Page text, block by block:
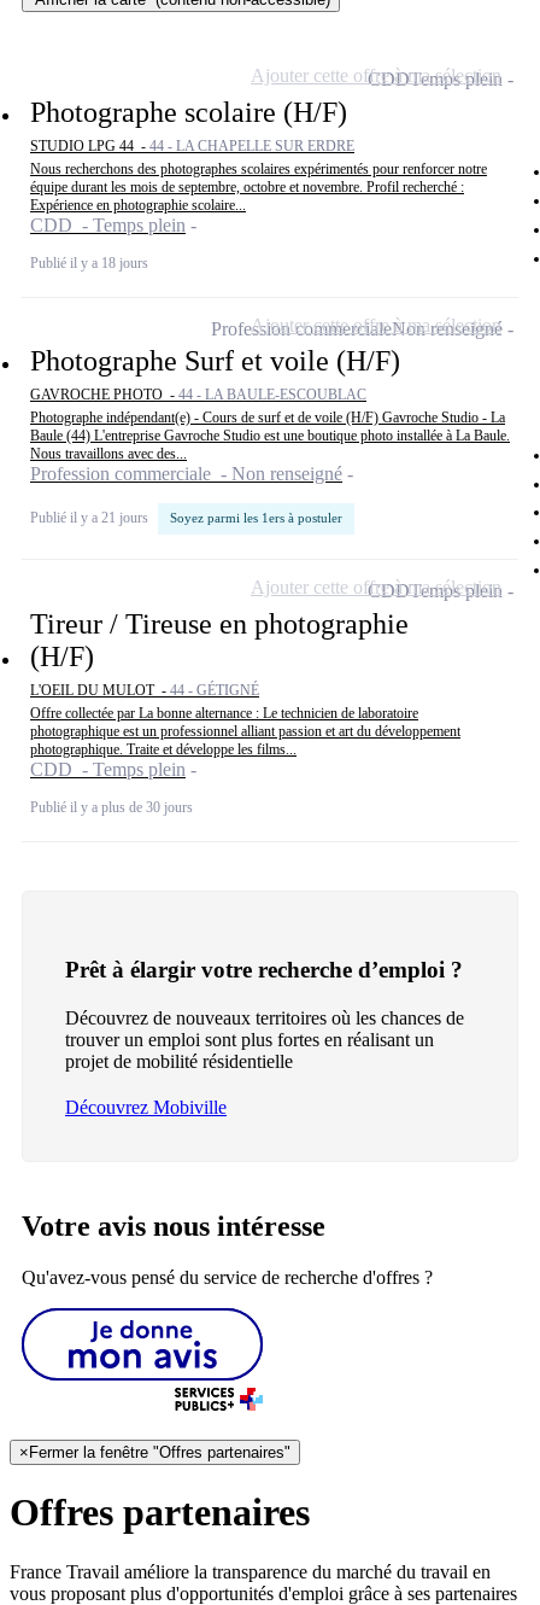
Photographe scolaire (H/F)
STUDIO LPG 44 - 44 - LA CHAPELLE SUR ERDRE
Nous recherchons des photographes scolaires expérimentés pour renforcer notre
équipe durant les mois de septembre, octobre et novembre. Profil recherché :
Expérience en photographie scolaire...
CDD - Temps plein
Publié il y a 18 jours
CDDTemps plein
Ajouter cette offre à ma sélection
Photographe Surf et voile (H/F)
GAVROCHE PHOTO - 44 - LA BAULE-ESCOUBLAC
Photographe indépendant(e) - Cours de surf et de voile (H/F) Gavroche Studio - La
Baule (44) L'entreprise Gavroche Studio est une boutique photo installée à La Baule.
Nous travaillons avec des...
Profession commerciale - Non renseigné
Publié il y a 21 jours Soyez parmi les 1ers à postuler
Profession commercialeNon renseigné
Ajouter cette offre à ma sélection
Tireur / Tireuse en photographie
(H/F)
L'OEIL DU MULOT - 44 - GÉTIGNÉ
Offre collectée par La bonne alternance : Le technicien de laboratoire
photographique est un professionnel alliant passion et art du développement
photographique. Traite et développe les films...
CDD - Temps plein
Publié il y a plus de 30 jours
CDDTemps plein
Ajouter cette offre à ma sélection
Prêt à élargir votre recherche d’emploi ?
Découvrez de nouveaux territoires où les chances de
trouver un emploi sont plus fortes en réalisant un
projet de mobilité résidentielle
Découvrez Mobiville
Votre avis nous intéresse
Qu'avez-vous pensé du service de recherche d'offres ?
× Fermer la fenêtre "Offres partenaires"
Offres partenaires
France Travail améliore la transparence du marché du travail en
vous proposant plus d'opportunités d'emploi grâce à ses partenaires